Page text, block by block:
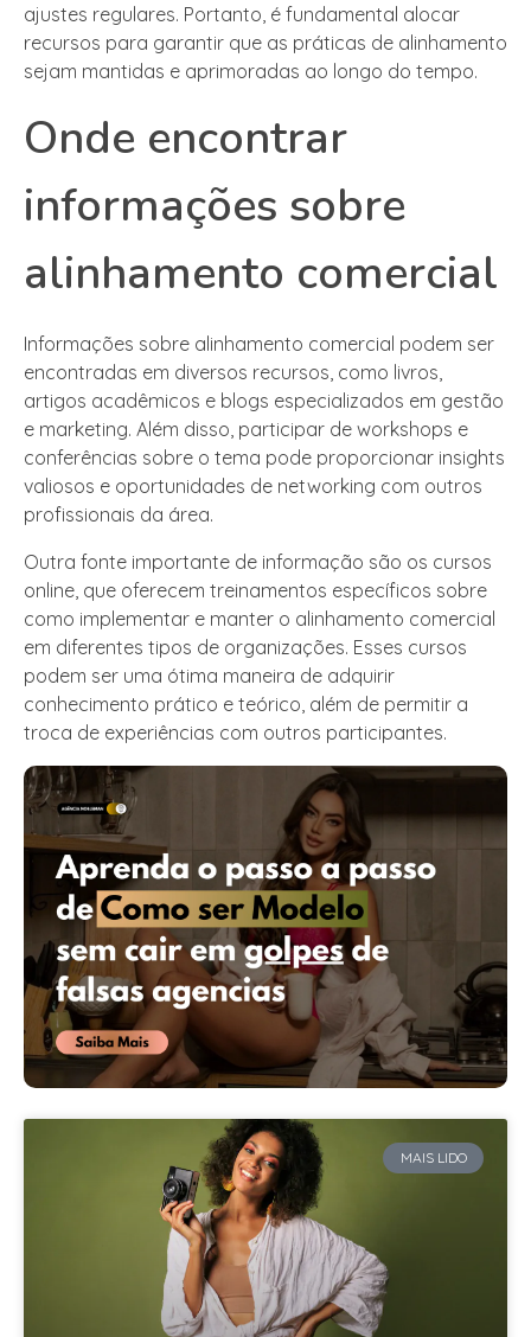
ajustes regulares. Portanto, é fundamental alocar
recursos para garantir que as práticas de alinhamento
sejam mantidas e aprimoradas ao longo do tempo.
Onde encontrar
informações sobre
alinhamento comercial
Informações sobre alinhamento comercial podem ser
encontradas em diversos recursos, como livros,
artigos acadêmicos e blogs especializados em gestão
e marketing. Além disso, participar de workshops e
conferências sobre o tema pode proporcionar insights
valiosos e oportunidades de networking com outros
profissionais da área.
Outra fonte importante de informação são os cursos
online, que oferecem treinamentos específicos sobre
como implementar e manter o alinhamento comercial
em diferentes tipos de organizações. Esses cursos
podem ser uma ótima maneira de adquirir
conhecimento prático e teórico, além de permitir a
troca de experiências com outros participantes.
MAIS LIDO